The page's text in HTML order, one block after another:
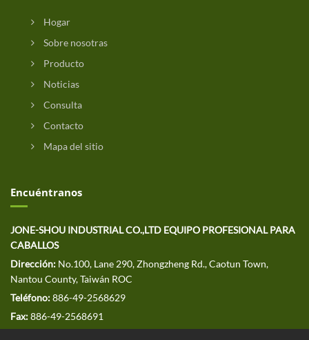
Hogar
Sobre nosotras
Producto
Noticias
Consulta
Contacto
Mapa del sitio
Encuéntranos
JONE-SHOU INDUSTRIAL CO.,LTD EQUIPO PROFESIONAL PARA
CABALLOS
Dirección: No.100, Lane 290, Zhongzheng Rd., Caotun Town,
Nantou County, Taiwán ROC
Teléfono:886-49-2568629
Fax:886-49-2568691